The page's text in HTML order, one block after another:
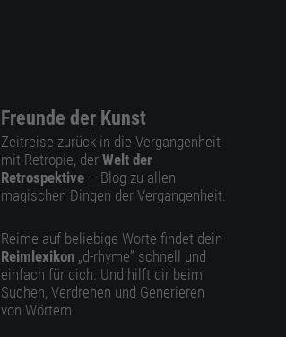
Freunde der Kunst
Zeitreise zurück in die Vergangenheit
mit Retropie, der Welt der
Retrospektive – Blog zu allen
magischen Dingen der Vergangenheit.
Reime auf beliebige Worte findet dein
Reimlexikon „d-rhyme” schnell und
einfach für dich. Und hilft dir beim
Suchen, Verdrehen und Generieren
von Wörtern.